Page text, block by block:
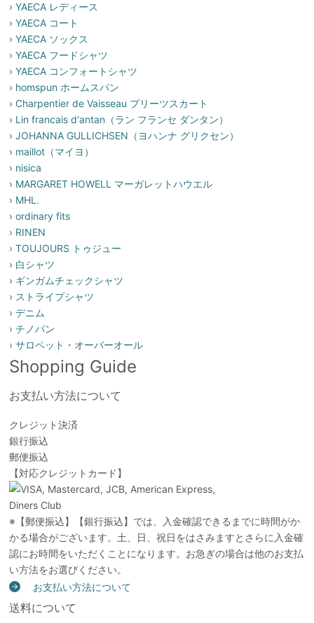
›YAECA レディース
›YAECA コート
›YAECA ソックス
›YAECA フードシャツ
›YAECA コンフォートシャツ
› homspun ホームスパン
› Charpentier de Vaisseau プリーツスカート
› Lin francais d'antan（ラン フランセ ダンタン）
›JOHANNA GULLICHSEN（ヨハンナ グリクセン）
› maillot（マイヨ）
› nisica
› MARGARET HOWELL マーガレットハウエル
› MHL.
›ordinary fits
› RINEN
›TOUJOURS トゥジュー
› 白シャツ
› ギンガムチェックシャツ
› ストライプシャツ
›デニム
›チノパン
›サロペット・オーバーオール
Shopping Guide
お支払い方法について
クレジット決済
銀行振込
郵便振込
【対応クレジットカード】
※【郵便振込】【銀行振込】では、入金確認できるまでに時間がか
かる場合がございます。土、日、祝日をはさみますとさらに入金確
認にお時間をいただくことになります。お急ぎの場合は他のお支払
い方法をお選びください。
お支払い方法について
送料について